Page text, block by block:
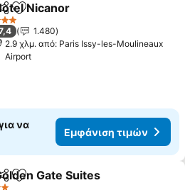
Προσθήκη στα αγαπημένα
Nicanor
1.480
2.9 χλμ. από: Paris Issy-les-Moulineaux
Airport
να
Εμφάνιση τιμών
Προσθήκη στα αγαπημένα
Gate Suites